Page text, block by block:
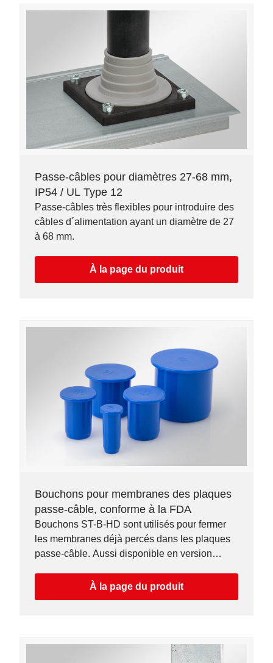
Passe-câbles pour diamètres 27-68 mm,
IP54 / UL Type 12
Passe-câbles très flexibles pour introduire des
câbles d´alimentation ayant un diamètre de 27
à 68 mm.
À la page du produit
Bouchons pour membranes des plaques
passe-câble, conforme à la FDA
Bouchons ST-B-HD sont utilisés pour fermer
les membranes déjà percés dans les plaques
passe-câble. Aussi disponible en version
À la page du produit